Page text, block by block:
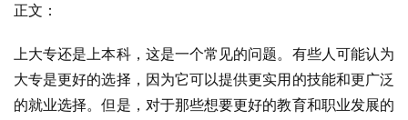
正文：
上大专还是上本科，这是一个常见的问题。有些人可能认为
大专是更好的选择，因为它可以提供更实用的技能和更广泛
的就业选择。但是，对于那些想要更好的教育和职业发展的